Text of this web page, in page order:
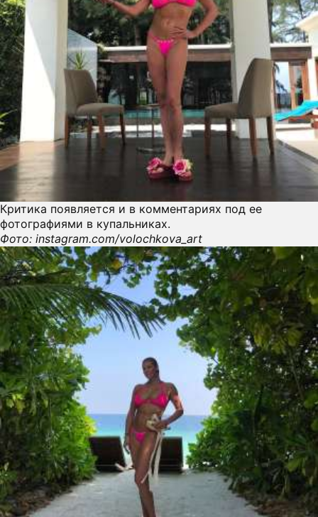
Критика появляется и в комментариях под ее
фотографиями в купальниках.
Фото: instagram.com/volochkova_art